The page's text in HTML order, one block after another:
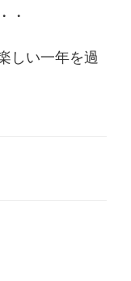
・
しい一年を過